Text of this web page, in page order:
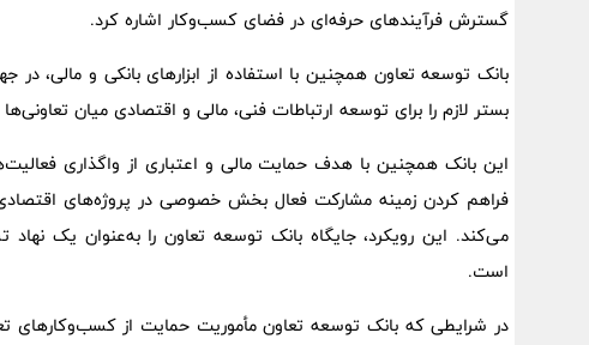
گسترش فرآیندهای حرفه‌ای در فضای کسب‌وکار اشاره کرد.
بانک توسعه تعاون همچنین با استفاده از ابزارهای بانکی و
بستر لازم را برای توسعه ارتباطات فنی، مالی و اقتصادی میان
این بانک همچنین با هدف حمایت مالی و اعتباری از واگذاری
فراهم کردن زمینه مشارکت فعال بخش خصوصی در پروژه‌های
می‌کند. این رویکرد، جایگاه بانک توسعه تعاون را به‌عنوان یک
است.
در شرایطی که بانک توسعه تعاون مأموریت حمایت از کسب‌وکارهای